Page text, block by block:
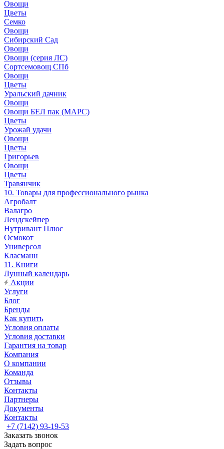
Овощи
Цветы
Семко
Овощи
Сибирский Сад
Овощи
Овощи (серия ЛС)
Сортсемовощ СПб
Овощи
Цветы
Уральский дачник
Овощи
Овощи БЕЛ пак (МАРС)
Цветы
Урожай удачи
Овощи
Цветы
Григорьев
Овощи
Цветы
Травянчик
10. Товары для профессионального рынка
Агробалт
Валагро
Лендскейпер
Нутривант Плюс
Осмокот
Универсол
Класманн
11. Книги
Лунный календарь
Акции
Услуги
Блог
Бренды
Как купить
Условия оплаты
Условия доставки
Гарантия на товар
Компания
О компании
Команда
Отзывы
Контакты
Партнеры
Документы
Контакты
+7 (7142) 93-19-53
Заказать звонок
Задать вопрос